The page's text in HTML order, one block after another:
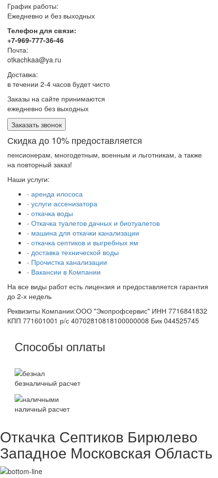
График работы:
Ежедневно и без выходных
Телефон для связи:
+7-969-777-36-46
Почта:
otkachkaa@ya.ru
Доставка:
в течении 2-4 часов будет чисто
Заказы на сайте принимаются
ежедневно без выходных
Заказать звонок
Скидка до 10% предоставляется
пенсионерам, многодетным, военным и льготникам, а также
на повторный заказ!
Наши услуги:
- аренда илососа
- услуги ассенизатора
- откачка воды
- Откачка туалетов дачных и биотуалетов
- машина для откачки канализации
- откачка септиков и выгребных ям
- доставка технической воды
- Прочистка канализации
- Вакансии в Компании
На все виды работ есть лицензия и предоставляется гарантия
до 2-х недель
Реквизиты Компании:ООО "Экопрофсервис" ИНН 7716841832
КПП 771601001 р/с 40702810818100000008 Бик 044525745
Способы оплаты
безналичный расчет
наличный расчет
Откачка Септиков Бирюлево
Западное Московская Область